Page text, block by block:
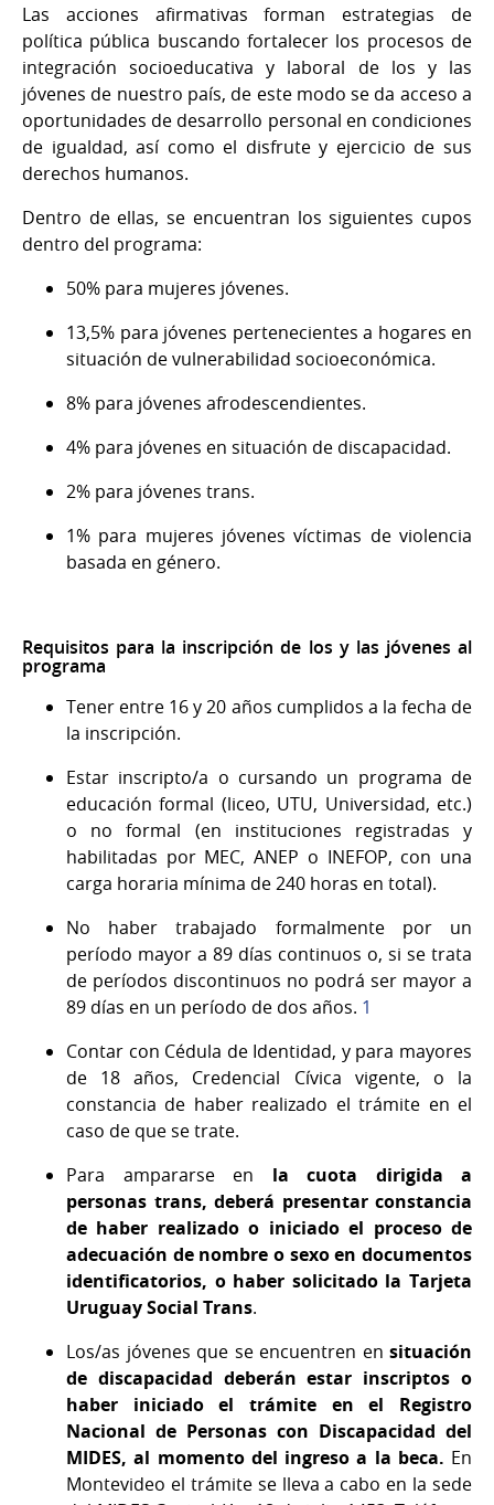
Las acciones afirmativas forman estrategias de
política pública buscando fortalecer los procesos de
integración socioeducativa y laboral de los y las
jóvenes de nuestro país, de este modo se da acceso a
oportunidades de desarrollo personal en condiciones
de igualdad, así como el disfrute y ejercicio de sus
derechos humanos.
Dentro de ellas, se encuentran los siguientes cupos
dentro del programa:
50% para mujeres jóvenes.
13,5% para jóvenes pertenecientes a hogares en
situación de vulnerabilidad socioeconómica.
8% para jóvenes afrodescendientes.
4% para jóvenes en situación de discapacidad.
2% para jóvenes trans.
1% para mujeres jóvenes víctimas de violencia
basada en género.
Requisitos para la inscripción de los y las jóvenes al
programa
Tener entre 16 y 20 años cumplidos a la fecha de
la inscripción.
Estar inscripto/a o cursando un programa de
educación formal (liceo, UTU, Universidad, etc.)
o no formal (en instituciones registradas y
habilitadas por MEC, ANEP o INEFOP, con una
carga horaria mínima de 240 horas en total).
No haber trabajado formalmente por un
período mayor a 89 días continuos o, si se trata
de períodos discontinuos no podrá ser mayor a
89 días en un período de dos años. 1
Contar con Cédula de Identidad, y para mayores
de 18 años, Credencial Cívica vigente, o la
constancia de haber realizado el trámite en el
caso de que se trate.
Para ampararse en la cuota dirigida a
personas trans, deberá presentar constancia
de haber realizado o iniciado el proceso de
adecuación de nombre o sexo en documentos
identificatorios, o haber solicitado la Tarjeta
Uruguay Social Trans.
Los/as jóvenes que se encuentren en situación
de discapacidad deberán estar inscriptos o
haber iniciado el trámite en el Registro
Nacional de Personas con Discapacidad del
MIDES, al momento del ingreso a la beca. En
Montevideo el trámite se lleva a cabo en la sede